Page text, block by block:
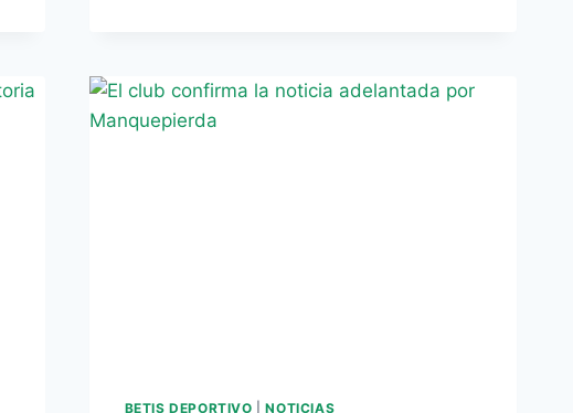
TRENES
(DOMINGO,
11.30
BETIS DEPORTIVO |NOTICIAS